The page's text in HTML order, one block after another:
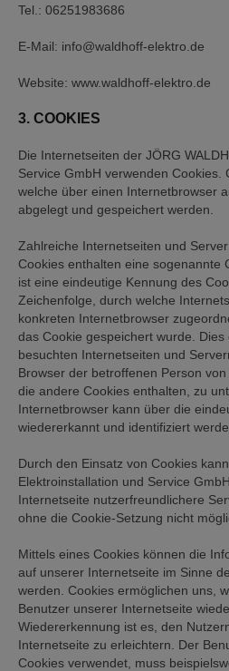
Tel.: 06251983686
E-Mail: info@waldhoff-elektro.de
Website: www.waldhoff-elektro.de
3. COOKIES
Die Internetseiten der JÖRG
Service GmbH verwenden Cookies.
welche über einen Internetbrowser
abgelegt und gespeichert werden.
Zahlreiche Internetseiten und
Cookies enthalten eine sogenannte
ist eine eindeutige Kennung des
Zeichenfolge, durch welche
konkreten Internetbrowser
das Cookie gespeichert wurde. Dies
besuchten Internetseiten und
Browser der betroffenen Person
die andere Cookies enthalten, zu
Internetbrowser kann über die
wiedererkannt und identifiziert
Durch den Einsatz von Cookies
Elektroinstallation und Service
Internetseite nutzerfreundlichere
ohne die Cookie-Setzung nicht
Mittels eines Cookies können die
auf unserer Internetseite im Sinne
werden. Cookies ermöglichen uns,
Benutzer unserer Internetseite
Wiedererkennung ist es, den
Internetseite zu erleichtern. Der
Cookies verwendet, muss